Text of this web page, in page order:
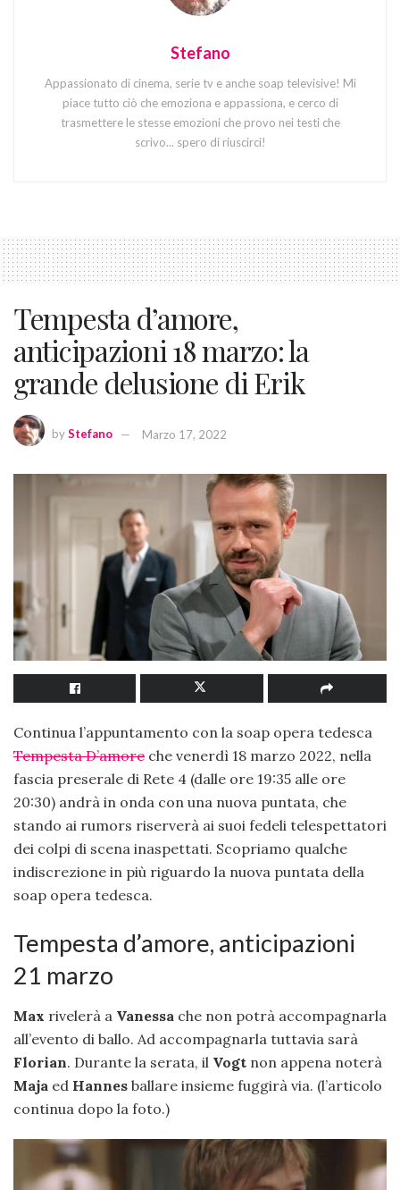
Stefano
Appassionato di cinema, serie tv e anche soap televisive! Mi
piace tutto ciò che emoziona e appassiona, e cerco di
trasmettere le stesse emozioni che provo nei testi che
scrivo... spero di riuscirci!
Tempesta d’amore,
anticipazioni 18 marzo: la
grande delusione di Erik
byStefano Marzo 17, 2022
Continua l’appuntamento con la soap opera tedesca
Tempesta D’amore che venerdì 18 marzo 2022, nella
fascia preserale di Rete 4 (dalle ore 19:35 alle ore
20:30) andrà in onda con una nuova puntata, che
stando ai rumors riserverà ai suoi fedeli telespettatori
dei colpi di scena inaspettati. Scopriamo qualche
indiscrezione in più riguardo la nuova puntata della
soap opera tedesca.
Tempesta d’amore, anticipazioni
21 marzo
Max rivelerà a Vanessa che non potrà accompagnarla
all’evento di ballo. Ad accompagnarla tuttavia sarà
Florian. Durante la serata, il Vogt non appena noterà
Maja ed Hannes ballare insieme fuggirà via. (l’articolo
continua dopo la foto.)